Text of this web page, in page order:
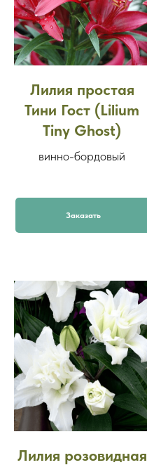
Лилия простая
Тини Гост (Lilium
Tiny Ghost)
винно-бордовый
Заказать
Лилия розовидная